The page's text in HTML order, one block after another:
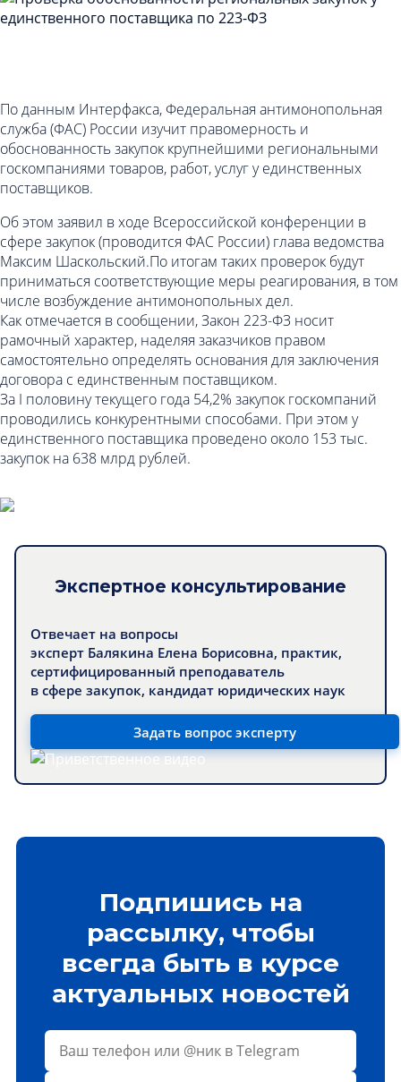
По данным Интерфакса, Федеральная антимонопольная
служба (ФАС) России изучит правомерность и
обоснованность закупок крупнейшими региональными
госкомпаниями товаров, работ, услуг у единственных
поставщиков.
Об этом заявил в ходе Всероссийской конференции в
сфере закупок (проводится ФАС России) глава ведомства
Максим Шаскольский.По итогам таких проверок будут
приниматься соответствующие меры реагирования, в том
числе возбуждение антимонопольных дел.
Как отмечается в сообщении, Закон 223-ФЗ носит
рамочный характер, наделяя заказчиков правом
самостоятельно определять основания для заключения
договора с единственным поставщиком.
За I половину текущего года 54,2% закупок госкомпаний
проводились конкурентными способами. При этом у
единственного поставщика проведено около 153 тыс.
закупок на 638 млрд рублей.
Экспертное консультирование
Отвечает на вопросы
эксперт Балякина Елена Борисовна, практик,
сертифицированный преподаватель
в сфере закупок, кандидат юридических наук
Задать вопрос эксперту
Подпишись на
рассылку, чтобы
всегда быть в курсе
актуальных новостей